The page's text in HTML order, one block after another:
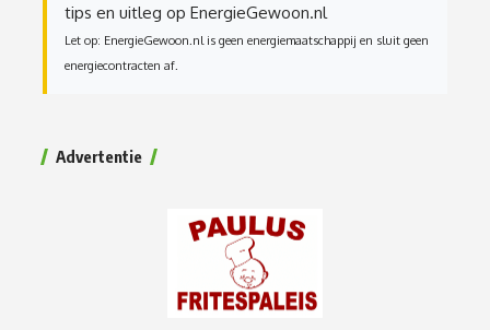
tips en uitleg op EnergieGewoon.nl
Let op: EnergieGewoon.nl is geen energiemaatschappij en sluit geen
energiecontracten af.
Advertentie